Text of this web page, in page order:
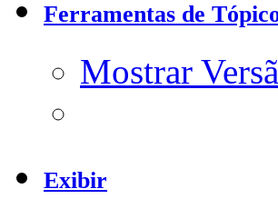
Ferramentas de
Mostrar
Exibir